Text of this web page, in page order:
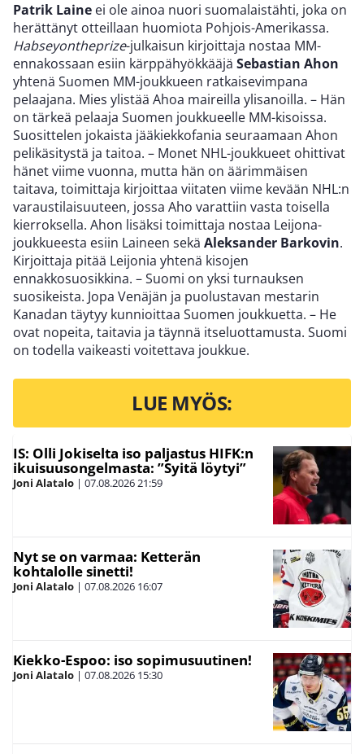
Patrik Laine ei ole ainoa nuori suomalaistähti, joka on
herättänyt otteillaan huomiota Pohjois-Amerikassa.
Habseyontheprize-julkaisun kirjoittaja nostaa MM-
ennakossaan esiin kärppähyökkääjä Sebastian Ahon
yhtenä Suomen MM-joukkueen ratkaisevimpana
pelaajana. Mies ylistää Ahoa maireilla ylisanoilla. – Hän
on tärkeä pelaaja Suomen joukkueelle MM-kisoissa.
Suosittelen jokaista jääkiekkofania seuraamaan Ahon
pelikäsitystä ja taitoa. – Monet NHL-joukkueet ohittivat
hänet viime vuonna, mutta hän on äärimmäisen
taitava, toimittaja kirjoittaa viitaten viime kevään NHL:n
varaustilaisuuteen, jossa Aho varattiin vasta toisella
kierroksella. Ahon lisäksi toimittaja nostaa Leijona-
joukkueesta esiin Laineen sekä Aleksander Barkovin.
Kirjoittaja pitää Leijonia yhtenä kisojen
ennakkosuosikkina. – Suomi on yksi turnauksen
suosikeista. Jopa Venäjän ja puolustavan mestarin
Kanadan täytyy kunnioittaa Suomen joukkuetta. – He
ovat nopeita, taitavia ja täynnä itseluottamusta. Suomi
on todella vaikeasti voitettava joukkue.
LUE MYÖS:
IS: Olli Jokiselta iso paljastus HIFK:n
ikuisuusongelmasta: ”Syitä löytyi”
Joni Alatalo | 07.08.202621:59
Nyt se on varmaa: Ketterän
kohtalolle sinetti!
Joni Alatalo | 07.08.2026 16:07
Kiekko-Espoo: iso sopimusuutinen!
Joni Alatalo | 07.08.2026 15:30